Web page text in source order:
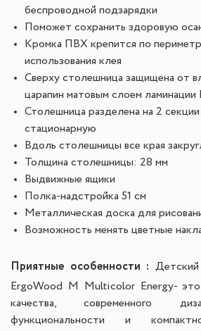
беспроводной подзарядки
Поможет сохранить здоровую
Кромка ПВХ крепится по
использования клея
Сверху столешница защищена от
царапин матовым слоем ламинации
Столешница разделена на 2
стационарную
Вдоль столешницы все края
Толщина столешницы: 28 мм
Выдвижные ящики
Полка-надстройка 51 см
Металлическая доска для
Возможность менять цветные
Приятные особенности :
ErgoWood M Multicolor Energy- это
качества, современного
функциональности и